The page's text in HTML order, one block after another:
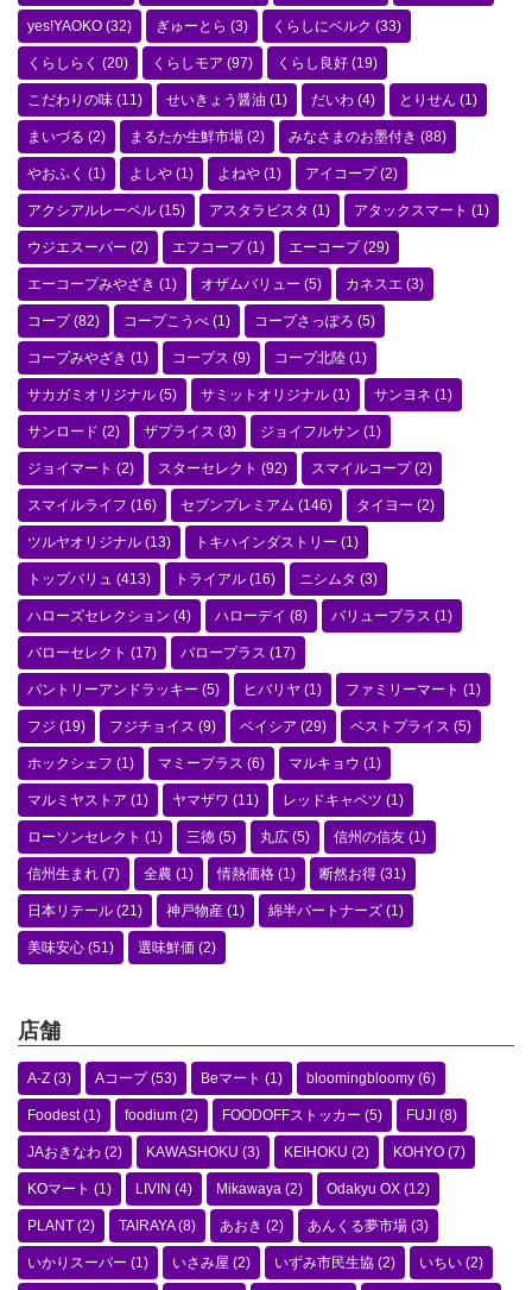
yes!YAOKO (32) ぎゅーとら (3) くらしにベルク (33)
くらしらく (20) くらしモア (97) くらし良好 (19)
こだわりの味 (11) せいきょう醤油 (1) だいわ (4) とりせん (1)
まいづる (2) まるたか生鮮市場 (2) みなさまのお墨付き (88)
やおふく (1) よしや (1) よねや (1) アイコープ(2)
アクシアルレーベル (15) アスタラビスタ (1) アタックスマート (1)
ウジエスーパー (2) エフコープ(1) エーコープ(29)
エーコープみやざき (1) オザムバリュー (5) カネスエ (3)
コープ(82) コープこうべ (1) コープさっぽろ (5)
コープみやざき (1) コープス (9) コープ北陸 (1)
サカガミオリジナル (5) サミットオリジナル (1) サンヨネ (1)
サンロード (2) ザプライス (3) ジョイフルサン (1)
ジョイマート (2) スターセレクト (92) スマイルコープ(2)
スマイルライフ (16) セブンプレミアム (146) タイヨー (2)
ツルヤオリジナル (13) トキハインダストリー (1)
トップバリュ (413) トライアル (16) ニシムタ (3)
ハローズセレクション (4) ハローデイ (8) バリュープラス (1)
バローセレクト (17) バロープラス (17)
パントリーアンドラッキー (5) ヒバリヤ (1) ファミリーマート (1)
フジ (19) フジチョイス (9) ベイシア (29) ベストプライス (5)
ホックシェフ (1) マミープラス (6) マルキョウ (1)
マルミヤストア (1) ヤマザワ (11) レッドキャベツ (1)
ローソンセレクト (1) 三徳 (5) 丸広 (5) 信州の信友 (1)
信州生まれ (7) 全農 (1) 情熱価格 (1) 断然お得 (31)
日本リテール (21) 神戸物産 (1) 綿半パートナーズ (1)
美味安心 (51) 選味鮮価 (2)
店舗
A-Z (3) Aコープ(53) Beマート (1) bloomingbloomy (6)
Foodest(1) foodium (2) FOODOFFストッカー (5) FUJI (8)
JAおきなわ (2) KAWASHOKU (3) KEIHOKU (2) KOHYO (7)
KOマート (1) LIVIN (4) Mikawaya (2) Odakyu OX (12)
PLANT (2) TAIRAYA(8) あおき (2) あんくる夢市場 (3)
いかりスーパー (1) いさみ屋 (2) いずみ市民生協 (2) いちい (2)